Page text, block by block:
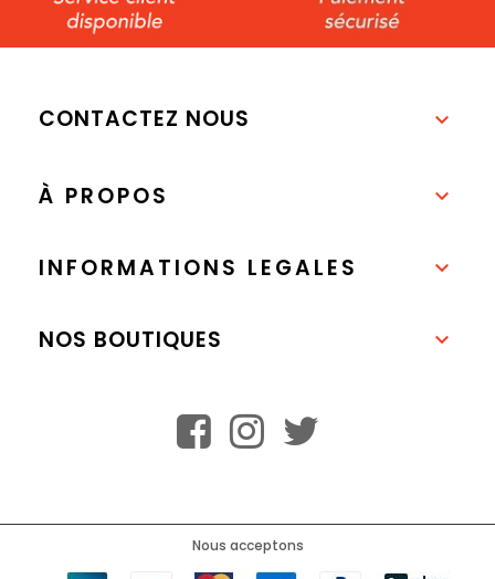
CONTACTEZ NOUS 
À PROPOS 
INFORMATIONS LEGALES 
NOS BOUTIQUES 
Nous acceptons